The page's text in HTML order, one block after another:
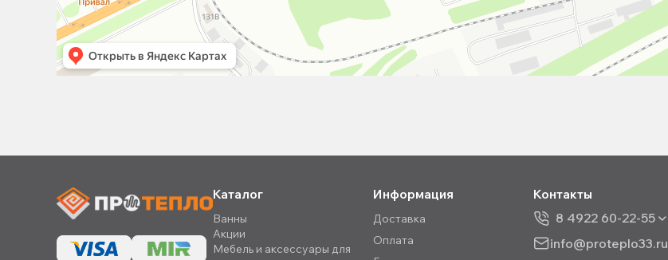
Каталог
Ванны
Акции
Мебель и аксессуары для
Информация
Доставка
Оплата
Контакты
8 4922 60-22-55
info@proteplo33.ru